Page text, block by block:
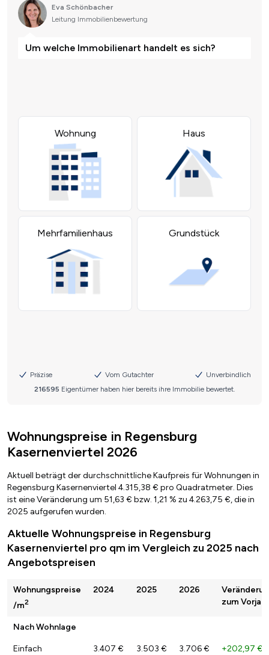
Wohnungspreise in Regensburg
Kasernenviertel 2026
Aktuell beträgt der durchschnittliche Kaufpreis für Wohnungen in
Regensburg Kasernenviertel 4.315,38 € pro Quadratmeter. Dies
ist eine Veränderung um 51,63 € bzw. 1,21 % zu 4.263,75 €, die in
2025 aufgerufen wurden.
Aktuelle Wohnungspreise in Regensburg
Kasernenviertel pro qm im Vergleich zu 2025 nach
Angebotspreisen
Wohnungspreise
/m2
2024 2025 2026
zum Vorjahr
Nach Wohnlage
Einfach 3.407 € 3.503 € 3.706 € +202,97 €